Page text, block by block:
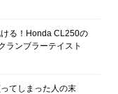
る！Honda CL250の
ランブラーテイスト
てしまった人の末